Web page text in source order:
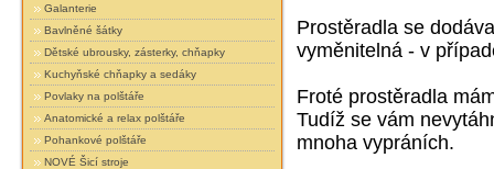
Galanterie
Bavlněné šátky
Dětské ubrousky, zásterky, chňapky
Kuchyňské chňapky a sedáky
Povlaky na polštáře
Anatomické a relax polštáře
Pohankové polštáře
NOVÉ Šicí stroje
Prostěradla se
vyměnitelná - v
Froté prostěradla
Tudíž se vám
mnoha vypráních.